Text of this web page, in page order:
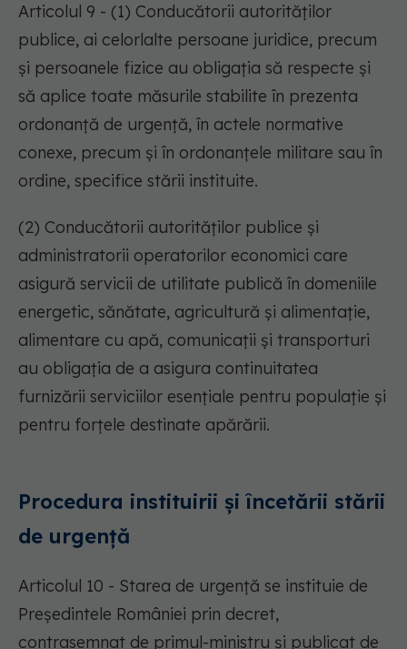
Articolul 9 - (1) Conducătorii autorităților
publice, ai celorlalte persoane juridice, precum
și persoanele fizice au obligația să respecte și
să aplice toate măsurile stabilite în prezenta
ordonanță de urgență, în actele normative
conexe, precum și în ordonanțele militare sau în
ordine, specifice stării instituite.
(2) Conducătorii autorităților publice și
administratorii operatorilor economici care
asigură servicii de utilitate publică în domeniile
energetic, sănătate, agricultură și alimentație,
alimentare cu apă, comunicații și transporturi
au obligația de a asigura continuitatea
furnizării serviciilor esențiale pentru populație și
pentru forțele destinate apărării.
Procedura instituirii și încetării stării
de urgență
Articolul 10 - Starea de urgență se instituie de
Președintele României prin decret,
contrasemnat de primul-ministru și publicat de